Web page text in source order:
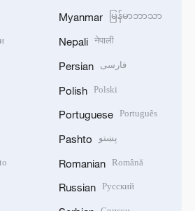
Myanmar မြန်မာဘာသာ
Nepali नेपाली
Persian فارسی
Polish Polski
Portuguese Português
Pashto پښتو
Romanian Română
Russian Русский